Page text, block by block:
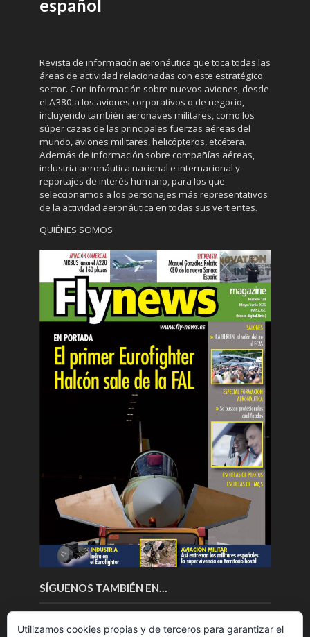
español
Revista de información aeronáutica que toca todas las
áreas de actividad relacionadas con este estratégico
sector. Con información sobre nuevos aviones, desde
el A380 a los aviones corporativos o de negocio,
incluyendo también aeronaves militares, como los
súper cazas de las principales fuerzas aéreas del
mundo, aviones militares, helicópteros, etcétera.
Además de información sobre compañías aéreas,
industria aeronáutica nacional e internacional y
reportajes de interés humano, para los que
seleccionamos a los personajes más representativos
de la actividad aeronáutica en todas sus vertientes.
QUIÉNES SOMOS
SÍGUENOS TAMBIÉN EN…
Utilizamos cookies propias y de terceros para garantizar el